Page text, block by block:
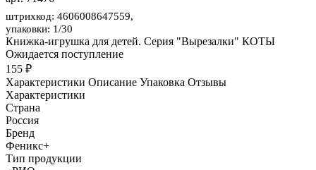
штрихкод: 4606008647559,
упаковки: 1/30
Книжка-игрушка для детей. Серия "Вырезалки" КОТЫ
Ожидается поступление
155 ₽
Характеристики Описание Упаковка Отзывы
Характеристики
Страна
Россия
Бренд
Феникс+
Тип продукции